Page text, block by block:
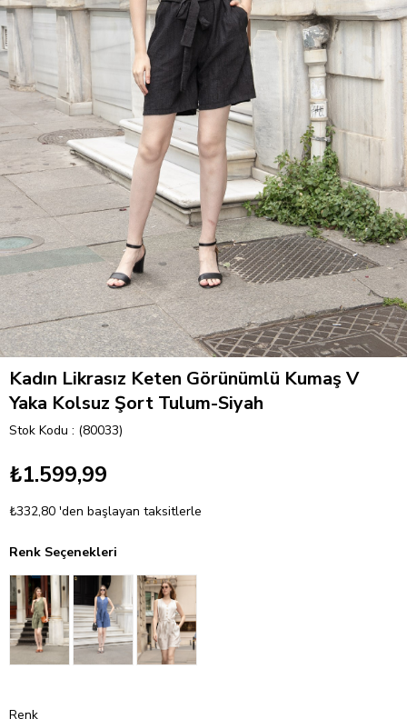
Kadın Likrasız Keten Görünümlü Kumaş V
Yaka Kolsuz Şort Tulum-Siyah
Stok Kodu (80033)
₺1.599,99
₺332,80 'den başlayan taksitlerle
Renk Seçenekleri
Renk